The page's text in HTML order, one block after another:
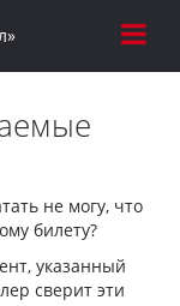
не могу, что
билету?
указанный
сверит эти